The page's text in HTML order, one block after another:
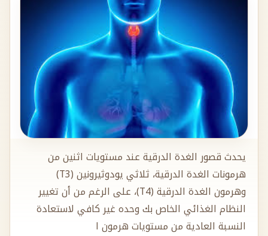
يحدث قصور الغدة الدرقية عند مستويات اثنين من
هرمونات الغدة الدرقية، ثلاثي يودوثيرونين (T3)
وهرمون الغدة الدرقية (T4)، على الرغم من أن تغيير
النظام الغذائي الخاص بك وحده غير كافي لاستعادة
النسبة العادية من مستويات هرمون ا